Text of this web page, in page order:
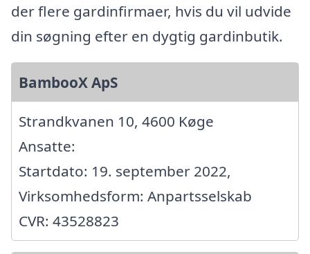
der flere gardinfirmaer, hvis du vil udvide
din søgning efter en dygtig gardinbutik.
BambooX ApS
Strandkvanen 10, 4600 Køge
Ansatte:
Startdato: 19. september 2022,
Virksomhedsform: Anpartsselskab
CVR: 43528823